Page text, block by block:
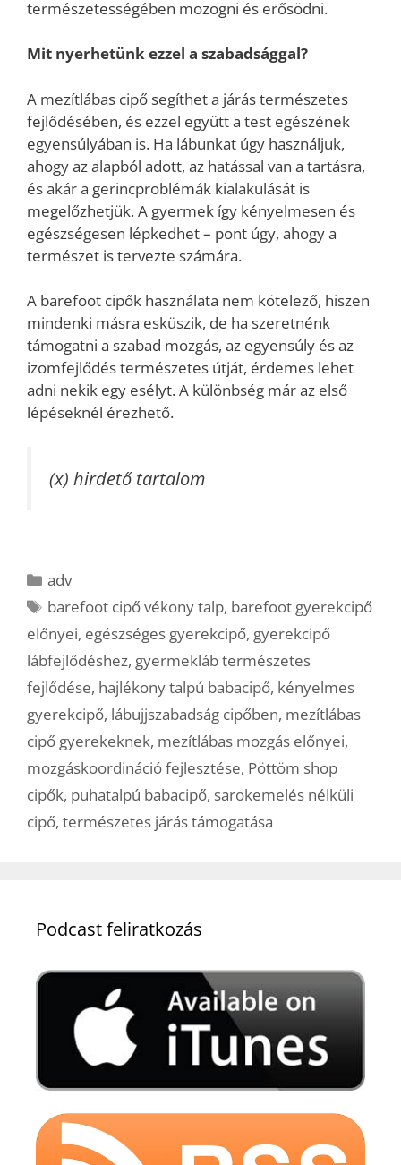
természetességében mozogni és erősödni.
Mit nyerhetünk ezzel a szabadsággal?
A mezítlábas cipő segíthet a járás természetes
fejlődésében, és ezzel együtt a test egészének
egyensúlyában is. Ha lábunkat úgy használjuk,
ahogy az alapból adott, az hatással van a tartásra,
és akár a gerincproblémák kialakulását is
megelőzhetjük. A gyermek így kényelmesen és
egészségesen lépkedhet – pont úgy, ahogy a
természet is tervezte számára.
A barefoot cipők használata nem kötelező, hiszen
mindenki másra esküszik, de ha szeretnénk
támogatni a szabad mozgás, az egyensúly és az
izomfejlődés természetes útját, érdemes lehet
adni nekik egy esélyt. A különbség már az első
lépéseknél érezhető.
(x) hirdető tartalom
Kategória
adv
Címkék
barefoot cipő vékony talp, barefoot gyerekcipő
előnyei, egészséges gyerekcipő, gyerekcipő
lábfejlődéshez, gyermekláb természetes
fejlődése, hajlékony talpú babacipő, kényelmes
gyerekcipő, lábujjszabadság cipőben, mezítlábas
cipő gyerekeknek, mezítlábas mozgás előnyei,
mozgáskoordináció fejlesztése, Pöttöm shop
cipők, puhatalpú babacipő, sarokemelés nélküli
cipő, természetes járás támogatása
Podcast feliratkozás